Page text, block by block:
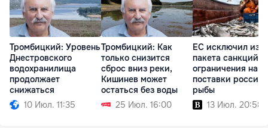
Тромбицкий: Уровень
Днестровского
водохранилища
продолжает
снижаться
10 Июл. 11:35
Тромбицкий: Как
только снизится
сброс вниз реки,
Кишинев может
остаться без воды
25 Июл. 16:00
ЕС исключил из
пакета санкций
ограничения на
поставки
рыбы
13 Июл. 20:58